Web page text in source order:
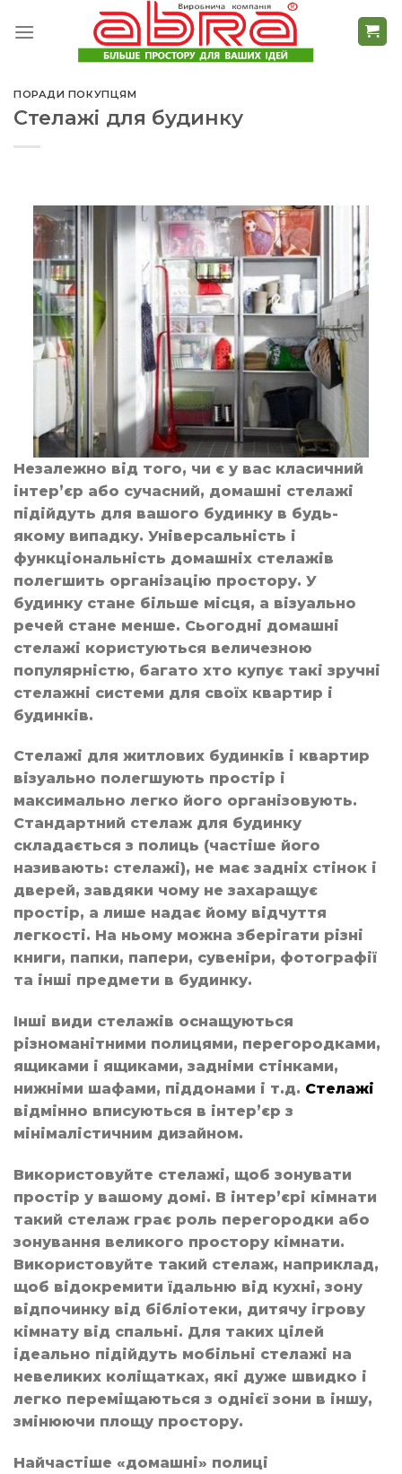
to
ПОРАДИ ПОКУПЦЯМ
Стелажі для будинку
Незалежно від того, чи є у вас класичний
інтер’єр або сучасний, домашні стелажі
підійдуть для вашого будинку в будь-
якому випадку. Універсальність і
функціональність домашніх стелажів
полегшить організацію простору. У
будинку стане більше місця, а візуально
речей стане менше. Сьогодні домашні
стелажі користуються величезною
популярністю, багато хто купує такі зручні
стелажні системи для своїх квартир і
будинків.
Стелажі для житлових будинків і квартир
візуально полегшують простір і
максимально легко його організовують.
Стандартний стелаж для будинку
складається з полиць (частіше його
називають: стелажі), не має задніх стінок і
дверей, завдяки чому не захаращує
простір, а лише надає йому відчуття
легкості. На ньому можна зберігати різні
книги, папки, папери, сувеніри, фотографії
та інші предмети в будинку.
Інші види стелажів оснащуються
різноманітними полицями, перегородками,
ящиками і ящиками, задніми стінками,
нижніми шафами, піддонами і т.д. Стелажі
відмінно вписуються в інтер’єр з
мінімалістичним дизайном.
Використовуйте стелажі, щоб зонувати
простір у вашому домі. В інтер’єрі кімнати
такий стелаж грає роль перегородки або
зонування великого простору кімнати.
Використовуйте такий стелаж, наприклад,
щоб відокремити їдальню від кухні, зону
відпочинку від бібліотеки, дитячу ігрову
кімнату від спальні. Для таких цілей
ідеально підійдуть мобільні стелажі на
невеликих коліщатках, які дуже швидко і
легко переміщаються з однієї зони в іншу,
змінюючи площу простору.
Найчастіше «домашні» полиці